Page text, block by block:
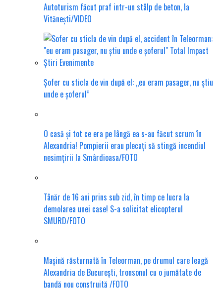
Autoturism făcut praf intr-un stâlp de beton, la
Vitănești/VIDEO
Șofer cu sticla de vin după el: „eu eram pasager, nu știu
unde e șoferul”
O casă și tot ce era pe lângă ea s-au făcut scrum în
Alexandria! Pompierii erau plecați să stingă incendiul
nesimțirii la Smârdioasa/FOTO
Tânăr de 16 ani prins sub zid, în timp ce lucra la
demolarea unei case! S-a solicitat elicopterul
SMURD/FOTO
Mașină răsturnată în Teleorman, pe drumul care leagă
Alexandria de București, tronsonul cu o jumătate de
bandă nou construită /FOTO